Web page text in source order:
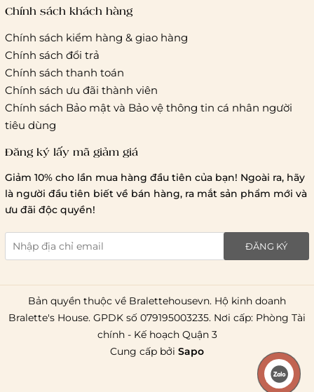
tác vận chuyển khác
Thời gian giao hàng
Hồ Chí Minh:
Hà Nội và các tỉnh thành khá
Lưu ý chung về chính sách vận chuyển
1 triệu đồng
giao hàng trong ngày
giao hàng tiêu chuẩn
miễn phí ship
toàn quốc.
Chính sách khách hàng
Chính sách kiểm hàng & giao hàng
Chính sách đổi trả
Chính sách thanh toán
Chính sách ưu đãi thành viên
Chính sách Bảo mật và Bảo vệ thông tin cá nhân người
tiêu dùng
Đăng ký lấy mã giảm giá
Giảm 10% cho lần mua hàng đầu tiên của bạn! Ngoài ra, hãy
là người đầu tiên biết về bán hàng, ra mắt sản phẩm mới và
ưu đãi độc quyền!
ĐĂNG KÝ
Bản quyền thuộc về Bralettehousevn. Hộ kinh doanh
Bralette's House. GPDK số 079195003235. Nơi cấp: Phòng Tài
chính - Kế hoạch Quận 3
Cung cấp bởi Sapo
Liên hệ